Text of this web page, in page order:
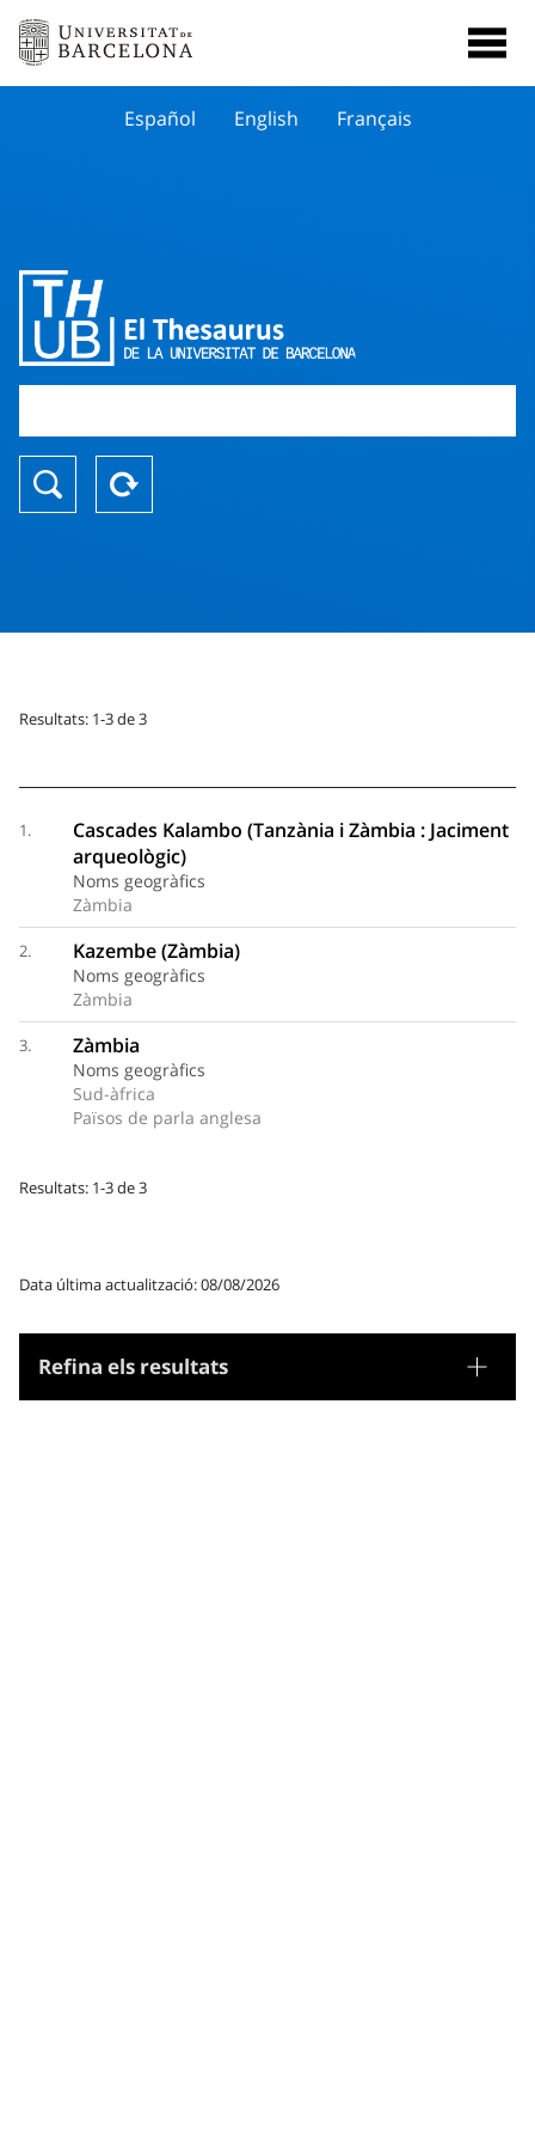
Español English Français
Refina els resultats
Tesaurus
Resultats: 1-3 de 3
1.
Cascades Kalambo (Tanzània i Zàmbia : Jaciment
arqueològic)
Noms geogràfics
Zàmbia
2. Kazembe (Zàmbia)
Noms geogràfics
Zàmbia
3. Zàmbia
Noms geogràfics
Sud-àfrica
Països de parla anglesa
Resultats: 1-3 de 3
Data última actualització: 08/08/2026